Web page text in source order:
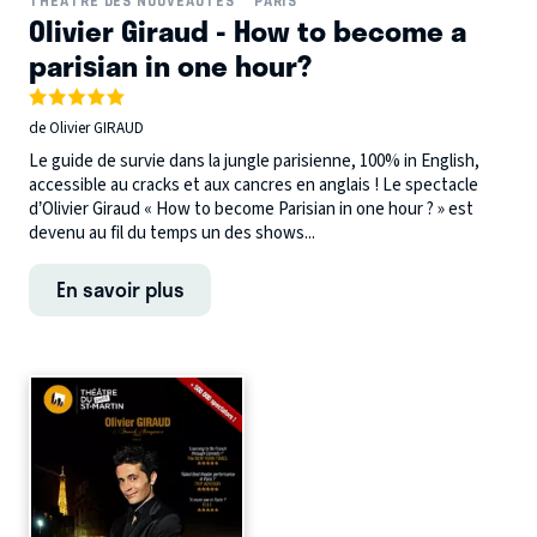
Olivier Giraud - How to become a
parisian in one hour?
de Olivier GIRAUD
Le guide de survie dans la jungle parisienne, 100% in English,
accessible au cracks et aux cancres en anglais ! Le spectacle
d’Olivier Giraud « How to become Parisian in one hour ? » est
devenu au fil du temps un des shows...
En savoir plus